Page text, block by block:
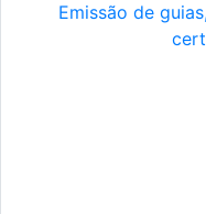
Emissão de